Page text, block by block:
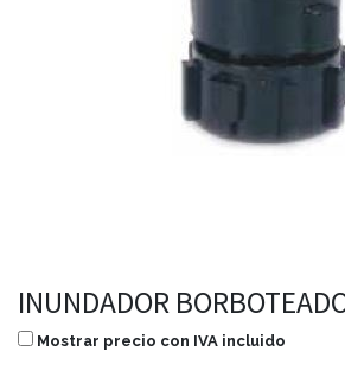
INUNDADOR
Mostrar precio con IVA incluido